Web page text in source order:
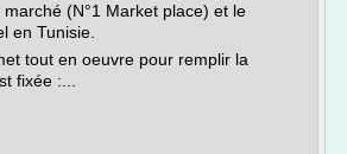
(N°1 Market place) et le
en Tunisie.
tout en oeuvre pour remplir la
fixée :...